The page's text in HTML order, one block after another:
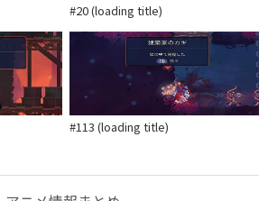
#20 (loading title)
#113 (loading title)